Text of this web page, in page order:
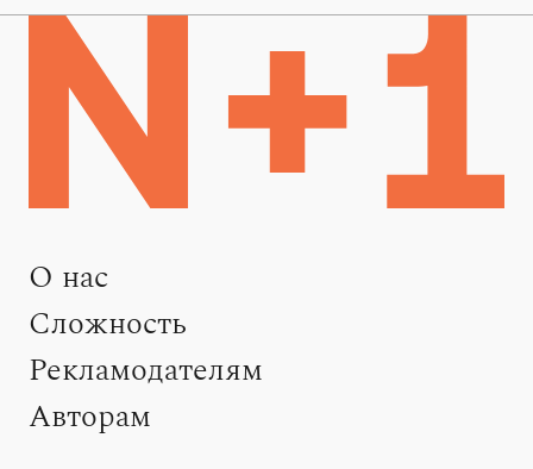
О нас
Сложность
Рекламодателям
Авторам